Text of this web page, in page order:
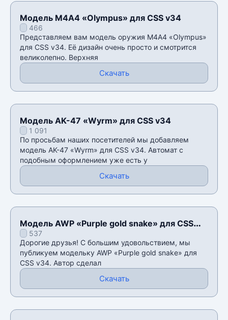
Модель М4А4 «Olympus» для CSS v34
466
Представляем вам модель оружия М4А4 «Olympus»
для CSS v34. Её дизайн очень просто и смотрится
великолепно. Верхняя
Скачать
Модель AK-47 «Wyrm» для CSS v34
1 091
По просьбам наших посетителей мы добавляем
модель AK-47 «Wyrm» для CSS v34. Автомат с
подобным оформлением уже есть у
Скачать
Модель AWP «Purple gold snake» для CSS
v34537
Дорогие друзья! С большим удовольствием, мы
публикуем модельку AWP «Purple gold snake» для
CSS v34. Автор сделал
Скачать